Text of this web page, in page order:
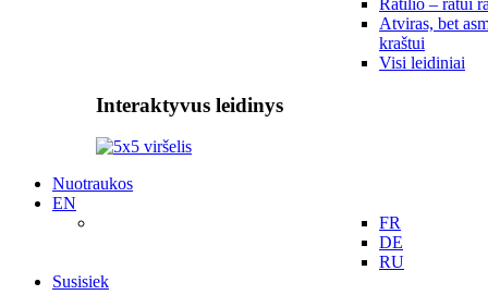
Ratilio – ratui
Atviras, bet
kraštui
Visi leidiniai
Interaktyvus leidinys
Nuotraukos
EN
FR
DE
RU
Susisiek